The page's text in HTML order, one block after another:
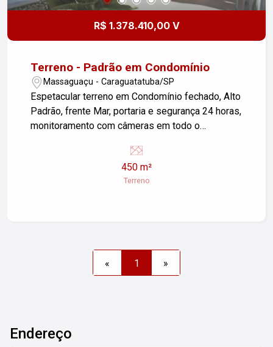
R$ 1.378.410,00 V
Terreno - Padrão em Condomínio
Massaguaçu - Caraguatatuba/SP
Espetacular terreno em Condomínio fechado, Alto
Padrão, frente Mar, portaria e segurança 24 horas,
monitoramento com câmeras em todo o
Solarium * Deck e Bar molhado * Espaço Gourmet
com churrasqueira e forno de pizza * Campo de
futebol Society * Salão de festas com varanda *
450 m²
Terreno
« 1 »
Endereço